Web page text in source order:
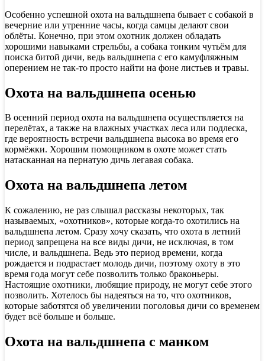
Особенно успешной охота на вальдшнепа бывает с собакой в
вечерние или утренние часы, когда самцы делают свои
облёты. Конечно, при этом охотник должен обладать
хорошими навыками стрельбы, а собака тонким чутьём для
поиска битой дичи, ведь вальдшнепа с его камуфляжным
оперением не так-то просто найти на фоне листьев и травы.
Охота на вальдшнепа осенью
В осенний период охота на вальдшнепа осуществляется на
перелётах, а также на влажных участках леса или подлеска,
где вероятность встречи вальдшнепа высока во время его
кормёжки. Хорошим помощником в охоте может стать
натасканная на пернатую дичь легавая собака.
Охота на вальдшнепа летом
К сожалению, не раз слышал рассказы некоторых, так
называемых, «охотников», которые когда-то охотились на
вальдшнепа летом. Сразу хочу сказать, что охота в летний
период запрещена на все виды дичи, не исключая, в том
числе, и вальдшнепа. Ведь это период времени, когда
рождается и подрастает молодь дичи, поэтому охоту в это
время года могут себе позволить только браконьеры.
Настоящие охотники, любящие природу, не могут себе этого
позволить. Хотелось бы надеяться на то, что охотников,
которые заботятся об увеличении поголовья дичи со временем
будет всё больше и больше.
Охота на вальдшнепа с манком